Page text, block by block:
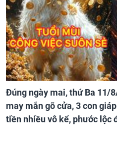
Đúng ngày mai, thứ Ba 11/
may mắn gõ cửa, 3 con
tiền nhiều vô kể, phước lộc